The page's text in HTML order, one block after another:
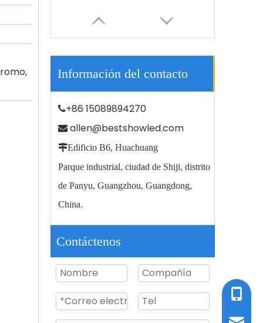
Montaje de pared de acero inoxidable submarino RGB Cambiar la luz de la piscina
Información del contacto
+86 15089894270
 allen@bestshowled.com
Edificio B6, Huachuang
Parque industrial, ciudad de Shiji, distrito
de Panyu, Guangzhou, Guangdong,
China.
Contáctenos
TEL /